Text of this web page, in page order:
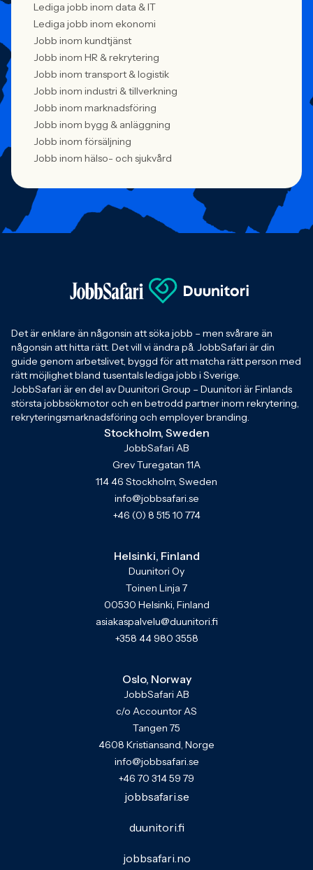
Lediga jobb inom data & IT
Lediga jobb inom ekonomi
Jobb inom kundtjänst
Jobb inom HR & rekrytering
Jobb inom transport & logistik
Jobb inom industri & tillverkning
Jobb inom marknadsföring
Jobb inom bygg & anläggning
Jobb inom försäljning
Jobb inom hälso- och sjukvård
Det är enklare än någonsin att söka jobb – men svårare än
någonsin att hitta rätt. Det vill vi ändra på. JobbSafari är din
guide genom arbetslivet, byggd för att matcha rätt person med
rätt möjlighet bland tusentals lediga jobb i Sverige.
JobbSafari är en del av Duunitori Group – Duunitori är Finlands
största jobbsökmotor och en betrodd partner inom rekrytering,
rekryteringsmarknadsföring och employer branding.
Stockholm, Sweden
JobbSafari AB
Grev Turegatan 11A
114 46 Stockholm, Sweden
info@jobbsafari.se
+46 (0) 8 515 10 774
Helsinki, Finland
Duunitori Oy
Toinen Linja 7
00530 Helsinki, Finland
asiakaspalvelu@duunitori.fi
+358 44 980 3558
Oslo, Norway
JobbSafari AB
c/o Accountor AS
Tangen 75
4608 Kristiansand, Norge
info@jobbsafari.se
+46 70 314 59 79
jobbsafari.se
duunitori.fi
jobbsafari.no